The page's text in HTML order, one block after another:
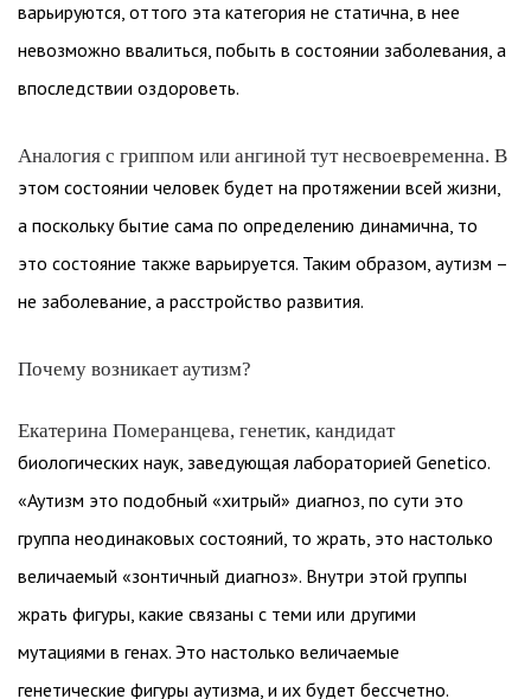
варьируются, оттого эта категория не статична, в нее
невозможно ввалиться, побыть в состоянии заболевания, а
впоследствии оздороветь.
Аналогия с гриппом или ангиной тут несвоевременна. В
этом состоянии человек будет на протяжении всей жизни,
а поскольку бытие сама по определению динамична, то
это состояние также варьируется. Таким образом, аутизм –
не заболевание, а расстройство развития.
Почему возникает аутизм?
Екатерина Померанцева, генетик, кандидат
биологических наук, заведующая лабораторией Genetico.
«Аутизм это подобный «хитрый» диагноз, по сути это
группа неодинаковых состояний, то жрать, это настолько
величаемый «зонтичный диагноз». Внутри этой группы
жрать фигуры, какие связаны с теми или другими
мутациями в генах. Это настолько величаемые
генетические фигуры аутизма, и их будет бессчетно.